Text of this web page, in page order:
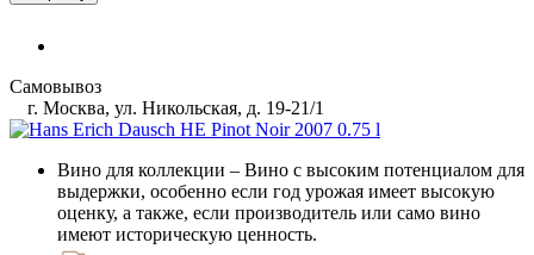
Самовывоз
г. Москва, ул. Никольская, д. 19-21/1
Вино для коллекции – Вино с высоким потенциалом для
выдержки, особенно если год урожая имеет высокую
оценку, а также, если производитель или само вино
имеют историческую ценность.